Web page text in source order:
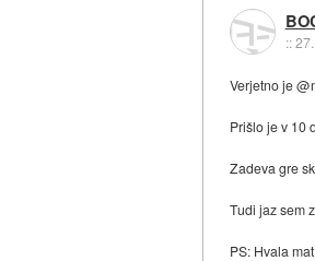
::
Verjetno je
Prišlo je v 10
Zadeva gre
Tudi jaz sem
PS: Hvala